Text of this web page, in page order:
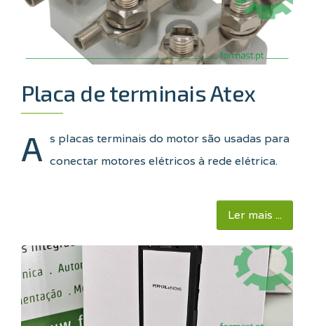
Placa de terminais Atex
A s placas terminais do motor são usadas para
conectar motores elétricos à rede elétrica.
Ler mais ...